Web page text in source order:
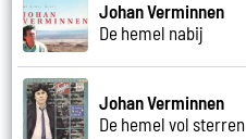
Johan Verminnen
De hemel nabij
Johan Verminnen
De hemel vol sterren